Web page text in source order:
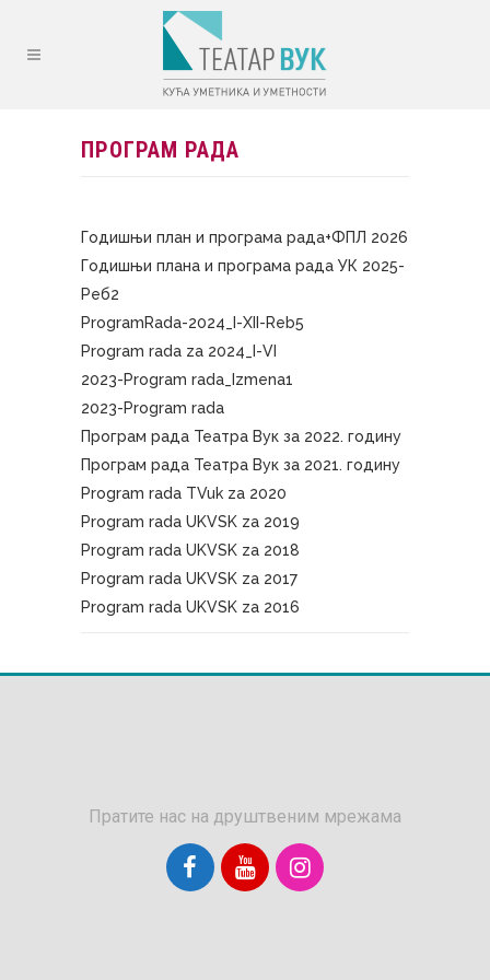
ПРОГРАМ РАДА
Годишњи план и програма рада+ФПЛ 2026
Годишњи плана и програма рада УК 2025-
Реб2
ProgramRada-2024_I-XII-Reb5
Program rada za 2024_I-VI
2023-Program rada_Izmena1
2023-Program rada
Програм рада Театра Вук за 2022. годину
Програм рада Театра Вук за 2021. годину
Program rada TVuk za 2020
Program rada UKVSK za 2019
Program rada UKVSK za 2018
Program rada UKVSK za 2017
Program rada UKVSK za 2016
Пратите нас на друштвеним мрежама